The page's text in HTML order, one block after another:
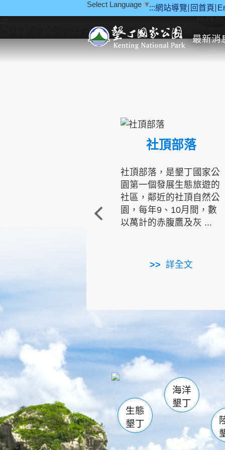
:::網站導覽 回首頁
Select Language ▼
最新消
::: 教育
社頂部落
社頂部落，是墾丁國家公
園第一個發展生態旅遊的
社區，鄰近的社頂自然公
園，每年9、10月間，數
以萬計的赤腹鷹及灰 ...
詳全文
龜山 海生館
恆春
龍鑾潭自
瓊麻館
關山
白砂
生態
墾丁
海洋
墾丁